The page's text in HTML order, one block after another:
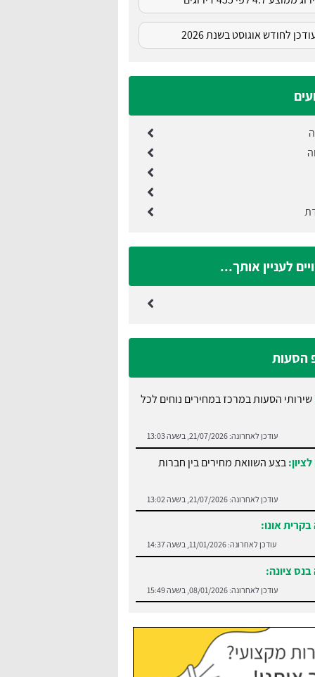
לחודש אוגוסט בשנת 2026
לעניין אותך...
הסעות
שירותי הסעות במרכז במחירים נוחים לכל
עודכן לאחרונה:21/07/2026, בשעה 13:03
בצע השוואת מחירים בין חברות
עודכן לאחרונה:21/07/2026, בשעה 13:02
אונו:
עודכן לאחרונה:11/01/2026, בשעה 14:37
ציונה:
עודכן לאחרונה:08/01/2026, בשעה 15:49
עודכן לאחרונה: 21/07/2026, בשעה 13:05